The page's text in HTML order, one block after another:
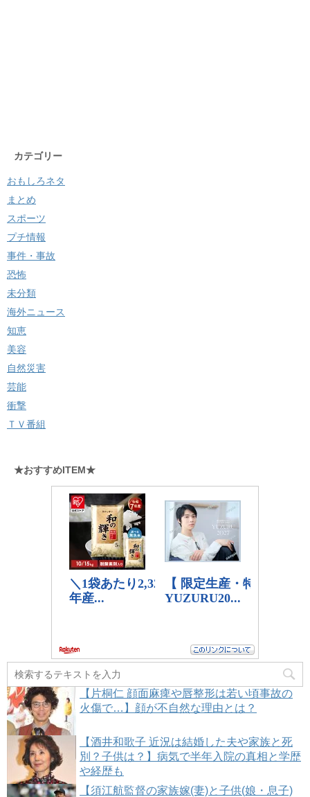
カテゴリー
おもしろネタ
まとめ
スポーツ
プチ情報
事件・事故
恐怖
未分類
海外ニュース
知恵
美容
自然災害
芸能
衝撃
ＴＶ番組
★おすすめITEM★
【片桐仁 顔面麻痺や唇整形は若い頃事故の
火傷で…】顔が不自然な理由とは？
【酒井和歌子 近況は結婚した夫や家族と死
別？子供は？】病気で半年入院の真相と学歴
や経歴も
【須江航監督の家族嫁(妻)と子供(娘・息子)